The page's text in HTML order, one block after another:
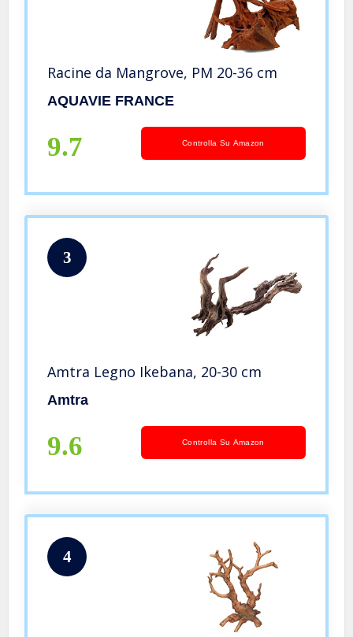
Racine da Mangrove, PM 20-36 cm
AQUAVIE FRANCE
9.7 Controlla Su Amazon
3
Amtra Legno Ikebana, 20-30 cm
Amtra
9.6 Controlla Su Amazon
4